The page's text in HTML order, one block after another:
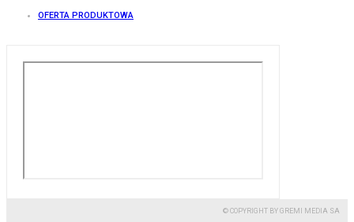
OFERTA PRODUKTOWA
© COPYRIGHT BY GREMI MEDIA SA